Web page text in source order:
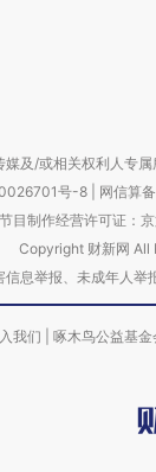
及/或相关权利人专
号-8 网信算
目制作经营许可证：
Copyright 财新网 All
信息举报、未成年
我们 啄木鸟公益基金